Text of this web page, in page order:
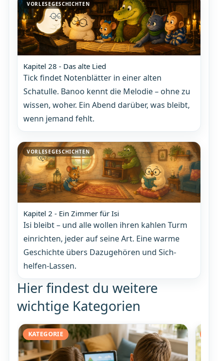
VORLESEGESCHICHTEN
Kapitel 28 - Das alte Lied
Tick findet Notenblätter in einer alten
Schatulle. Banoo kennt die Melodie – ohne zu
wissen, woher. Ein Abend darüber, was bleibt,
wenn jemand fehlt.
VORLESEGESCHICHTEN
Kapitel 2 - Ein Zimmer für Isi
Isi bleibt – und alle wollen ihren kahlen Turm
einrichten, jeder auf seine Art. Eine warme
Geschichte übers Dazugehören und Sich-
helfen-Lassen.
Hier findest du weitere
wichtige Kategorien
KATEGORIE